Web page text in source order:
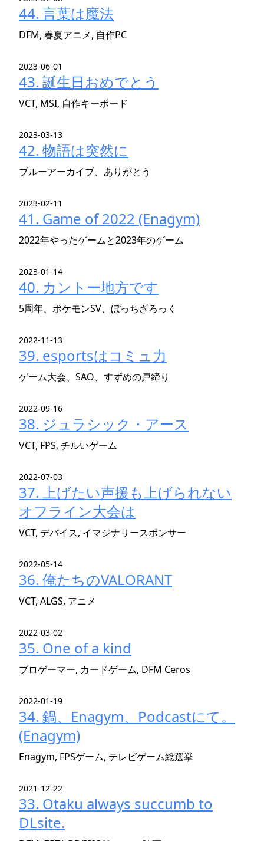
44. 言葉は魔法
DFM, 春夏アニメ, 自作PC
2023-06-01
43. 誕生日おめでとう
VCT, MSI, 自作キーボード
2023-03-13
42. 物語は突然に
ブルーアーカイブ、ありがとう
2023-02-11
41. Game of 2022 (Enagym)
2022年やったゲームと2023年のゲーム
2023-01-14
40. カントー地方です
5周年、ポケモンSV、ぼっちざろっく
2022-11-13
39. esportsはコミュ力
ゲーム大会、SAO、すずめの戸締り
2022-09-16
38. ジュラシック・アース
VCT, FPS, チルいゲーム
2022-07-03
37. 上げたい声援も上げられない
オフライン大会は
VCT, デバイス, イマジナリースポンサー
2022-05-14
36. 俺たちのVALORANT
VCT, ALGS, アニメ
2022-03-02
35. One of a kind
プロゲーマー, カードゲーム, DFM Ceros
2022-01-19
34. 鍋、Enagym、Podcastにて。
(Enagym)
Enagym, FPSゲーム, テレビゲーム総選挙
2021-12-22
33. Otaku always succumb to
DLsite.